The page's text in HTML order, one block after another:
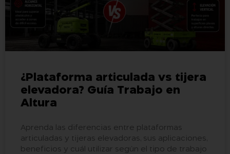
¿Plataforma articulada vs tijera
elevadora? Guía Trabajo en
Altura
Aprenda las diferencias entre plataformas
articuladas y tijeras elevadoras, sus aplicaciones,
beneficios y cuál utilizar según el tipo de trabajo